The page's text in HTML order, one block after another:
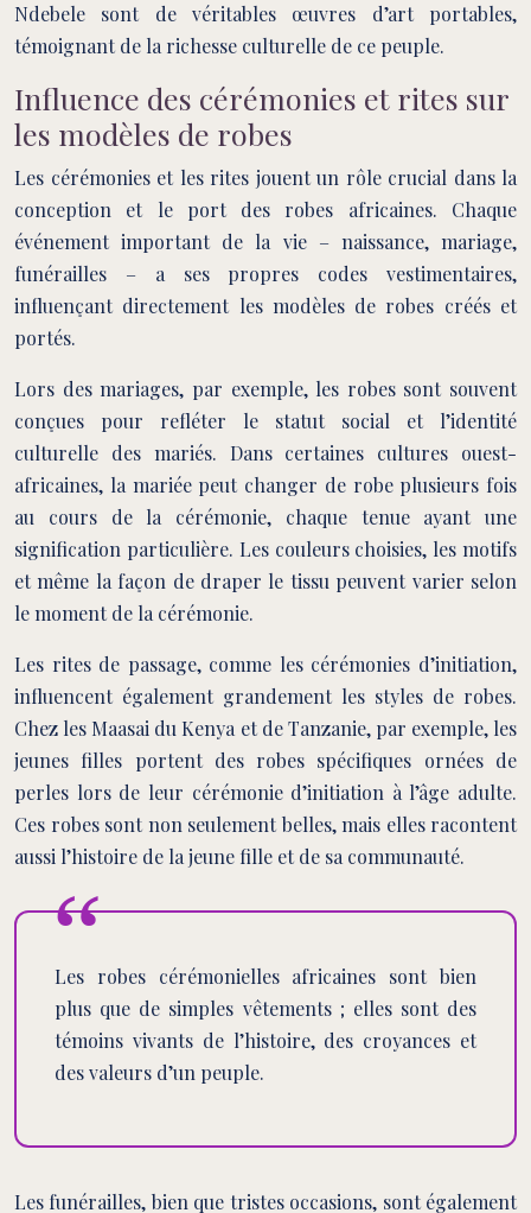
Ndebele sont de véritables œuvres d’art portables,
témoignant de la richesse culturelle de ce peuple.
Influence des cérémonies et rites sur
les modèles de robes
Les cérémonies et les rites jouent un rôle crucial dans la
conception et le port des robes africaines. Chaque
événement important de la vie – naissance, mariage,
funérailles – a ses propres codes vestimentaires,
influençant directement les modèles de robes créés et
portés.
Lors des mariages, par exemple, les robes sont souvent
conçues pour refléter le statut social et l’identité
culturelle des mariés. Dans certaines cultures ouest-
africaines, la mariée peut changer de robe plusieurs fois
au cours de la cérémonie, chaque tenue ayant une
signification particulière. Les couleurs choisies, les motifs
et même la façon de draper le tissu peuvent varier selon
le moment de la cérémonie.
Les rites de passage, comme les cérémonies d’initiation,
influencent également grandement les styles de robes.
Chez les Maasai du Kenya et de Tanzanie, par exemple, les
jeunes filles portent des robes spécifiques ornées de
perles lors de leur cérémonie d’initiation à l’âge adulte.
Ces robes sont non seulement belles, mais elles racontent
aussi l’histoire de la jeune fille et de sa communauté.
Les robes cérémonielles africaines sont bien
plus que de simples vêtements ; elles sont des
témoins vivants de l’histoire, des croyances et
des valeurs d’un peuple.
Les funérailles, bien que tristes occasions, sont également